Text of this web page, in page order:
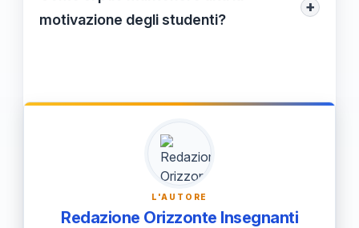
apprendimento efficace.
divertente, abbattendo le barriere
motivazione degli studenti?
+
come consentire scelte autonome,
integrare tecnologie coinvolgenti e
programmare momenti di riflessione,
creando esperienze di apprendimento
significative e stimolanti.
L'AUTORE
Redazione Orizzonte Insegnanti